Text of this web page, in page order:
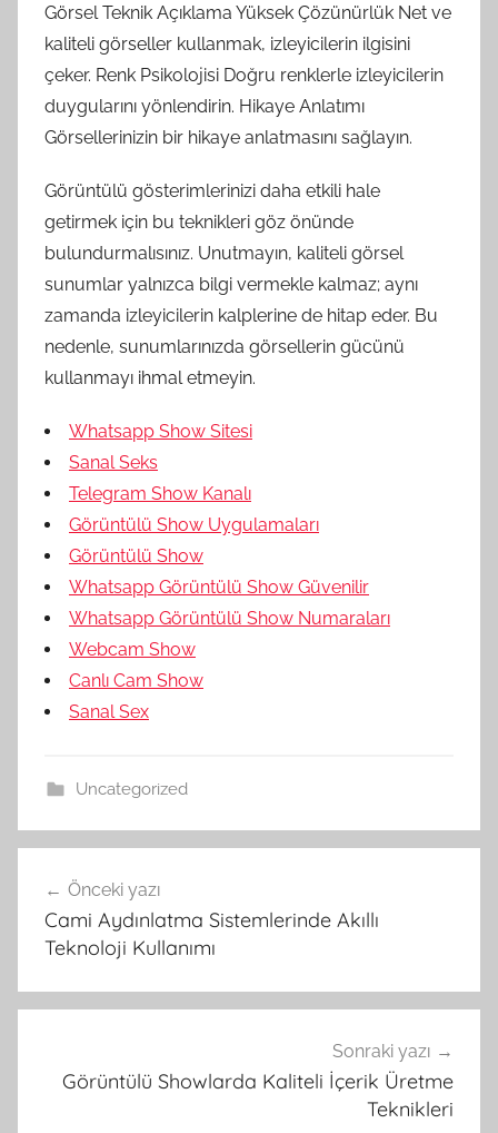
Görsel Teknik Açıklama Yüksek Çözünürlük Net ve
kaliteli görseller kullanmak, izleyicilerin ilgisini
çeker. Renk Psikolojisi Doğru renklerle izleyicilerin
duygularını yönlendirin. Hikaye Anlatımı
Görsellerinizin bir hikaye anlatmasını sağlayın.
Görüntülü gösterimlerinizi daha etkili hale
getirmek için bu teknikleri göz önünde
bulundurmalısınız. Unutmayın, kaliteli görsel
sunumlar yalnızca bilgi vermekle kalmaz; aynı
zamanda izleyicilerin kalplerine de hitap eder. Bu
nedenle, sunumlarınızda görsellerin gücünü
kullanmayı ihmal etmeyin.
Whatsapp Show Sitesi
Sanal Seks
Telegram Show Kanalı
Görüntülü Show Uygulamaları
Görüntülü Show
Whatsapp Görüntülü Show Güvenilir
Whatsapp Görüntülü Show Numaraları
Webcam Show
Canlı Cam Show
Sanal Sex
Uncategorized
gezinmesi
Önceki yazı
Cami Aydınlatma Sistemlerinde Akıllı
Teknoloji Kullanımı
Sonraki yazı
Görüntülü Showlarda Kaliteli İçerik Üretme
Teknikleri